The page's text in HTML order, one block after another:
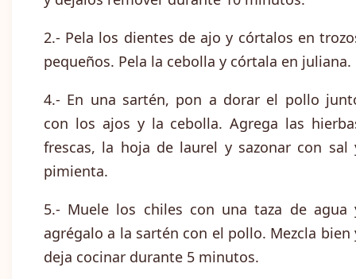
2.- Pela los dientes de ajo y córtalos en
pequeños. Pela la cebolla y córtala en juliana.
4.- En una sartén, pon a dorar el pollo
con los ajos y la cebolla. Agrega las
frescas, la hoja de laurel y sazonar con sal
pimienta.
5.- Muele los chiles con una taza de agua
agrégalo a la sartén con el pollo. Mezcla bien
deja cocinar durante 5 minutos.